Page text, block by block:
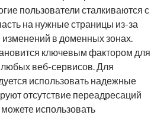
пользователи сталкиваются с
на нужные страницы из-за
в доменных зонах.
ключевым фактором для
веб-сервисов. Для
использовать надежные
отсутствие переадресаций
использовать